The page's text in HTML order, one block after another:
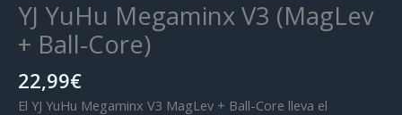
YJ YuHu Megaminx V3 (MagLev
+ Ball-Core)
22,99€
El YJ YuHu Megaminx V3 MagLev + Ball-Core lleva el